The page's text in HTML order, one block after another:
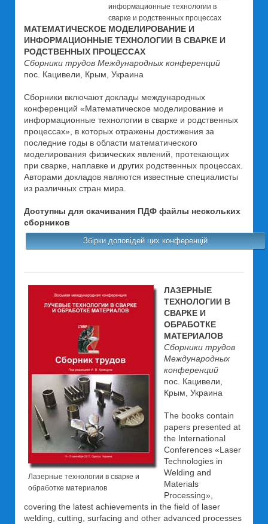
информационные технологии в
сварке и родственных процессах
МАТЕМАТИЧЕСКОЕ МОДЕЛИРОВАНИЕ И
ИНФОРМАЦИОННЫЕ ТЕХНОЛОГИИ В СВАРКЕ И
РОДСТВЕННЫХ ПРОЦЕССАХ
Сборники трудов Международных конференций
пос. Кацивели, Крым, Украина
Сборники включают доклады международных
конференций «Математическое моделирование и
информационные технологии в сварке и родственных
процессах», в которых отражены достижения за
последние годы в области математического
моделирования физических явлений, протекающих
при сварке, наплавке и других родственных процессах.
Авторами докладов являются известные специалисты
из различных стран мира.
Доступны для скачивания ПДФ файлы нескольких
сборников
Збірки доповідей цих конференцій
Лазерные технологии в сварке и
обработке материалов
ЛАЗЕРНЫЕ
ТЕХНОЛОГИИ В
СВАРКЕ И
ОБРАБОТКЕ
МАТЕРИАЛОВ
Сборники трудов
Международных
конференций
пос. Кацивели,
Крым, Украина
The books contain
papers presented at
the International
Conferences «Laser
Technologies in
Welding and
Materials
Processing»,
covering the latest achievements in the field of laser
welding, cutting, surfacing and other advanced processes